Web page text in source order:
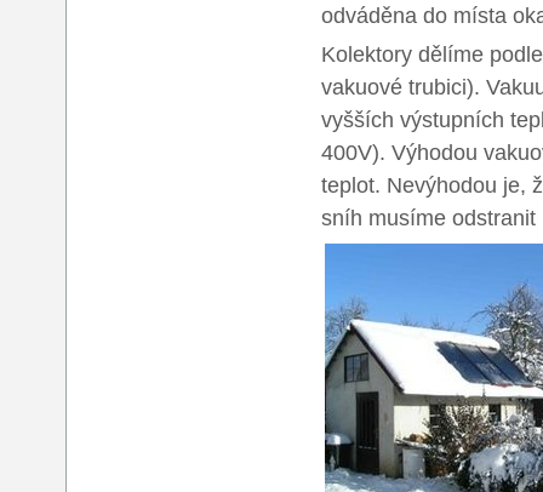
odváděna do místa
Kolektory dělíme
vakuové trubici).
vyšších výstupních
400V). Výhodou
teplot. Nevýhodou je,
sníh musíme odstranit